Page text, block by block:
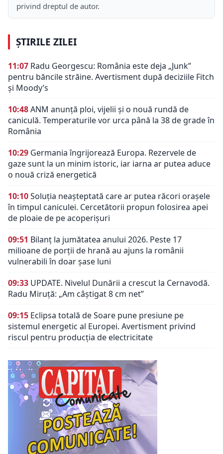
privind dreptul de autor.
ȘTIRILE ZILEI
11:07 Radu Georgescu: România este deja „Junk”
pentru băncile străine. Avertisment după deciziile Fitch
și Moody’s
10:48ANM anunță ploi, vijelii și o nouă rundă de
caniculă. Temperaturile vor urca până la 38 de grade în
România
10:29 Germania îngrijorează Europa. Rezervele de
gaze sunt la un minim istoric, iar iarna ar putea aduce
o nouă criză energetică
10:10Soluția neașteptată care ar putea răcori orașele
în timpul caniculei. Cercetătorii propun folosirea apei
de ploaie de pe acoperișuri
09:51 Bilanț la jumătatea anului 2026. Peste 17
milioane de porții de hrană au ajuns la românii
vulnerabili în doar șase luni
09:33 UPDATE. Nivelul Dunării a crescut la Cernavodă.
Radu Miruță: „Am câștigat 8 cm net”
09:15 Eclipsa totală de Soare pune presiune pe
sistemul energetic al Europei. Avertisment privind
riscul pentru producția de electricitate